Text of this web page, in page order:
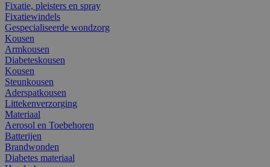
Fixatie, pleisters en spray
Fixatiewindels
Gespecialiseerde wondzorg
Kousen
Armkousen
Diabeteskousen
Kousen
Steunkousen
Aderspatkousen
Littekenverzorging
Materiaal
Aerosol en Toebehoren
Batterijen
Brandwonden
Diabetes materiaal